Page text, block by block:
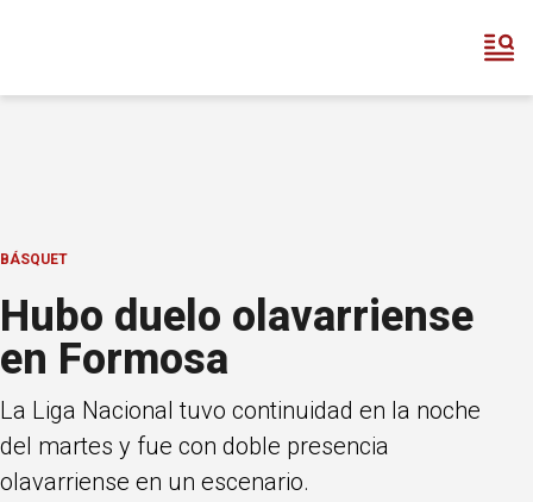
BÁSQUET
Hubo duelo olavarriense
en Formosa
La Liga Nacional tuvo continuidad en la noche
del martes y fue con doble presencia
olavarriense en un escenario.